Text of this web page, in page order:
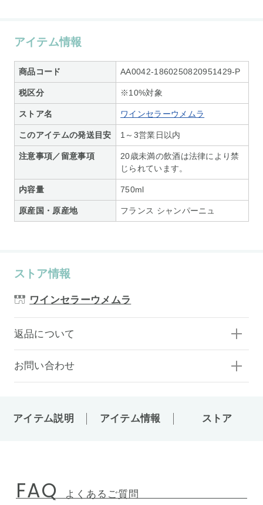
アイテム情報
商品コード AA0042-1860250820951429-P
税区分 ※10%対象
ストア名 ワインセラーウメムラ
このアイテムの発送目安 1～3営業日以内
注意事項／留意事項
20歳未満の飲酒は法律により禁
じられています。
内容量 750ml
原産国・原産地 フランス シャンパーニュ
ストア情報
ワインセラーウメムラ
返品について
お問い合わせ
アイテム説明 アイテム情報 ストア
FAQ よくあるご質問